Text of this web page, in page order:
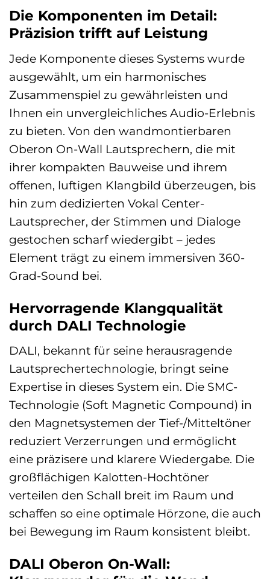
Die Komponenten im Detail:
Präzision trifft auf Leistung
Jede Komponente dieses Systems wurde
ausgewählt, um ein harmonisches
Zusammenspiel zu gewährleisten und
Ihnen ein unvergleichliches Audio-Erlebnis
zu bieten. Von den wandmontierbaren
Oberon On-Wall Lautsprechern, die mit
ihrer kompakten Bauweise und ihrem
offenen, luftigen Klangbild überzeugen, bis
hin zum dedizierten Vokal Center-
Lautsprecher, der Stimmen und Dialoge
gestochen scharf wiedergibt – jedes
Element trägt zu einem immersiven 360-
Grad-Sound bei.
Hervorragende Klangqualität
durch DALI Technologie
DALI, bekannt für seine herausragende
Lautsprechertechnologie, bringt seine
Expertise in dieses System ein. Die SMC-
Technologie (Soft Magnetic Compound) in
den Magnetsystemen der Tief-/Mitteltöner
reduziert Verzerrungen und ermöglicht
eine präzisere und klarere Wiedergabe. Die
großflächigen Kalotten-Hochtöner
verteilen den Schall breit im Raum und
schaffen so eine optimale Hörzone, die auch
bei Bewegung im Raum konsistent bleibt.
DALI Oberon On-Wall: